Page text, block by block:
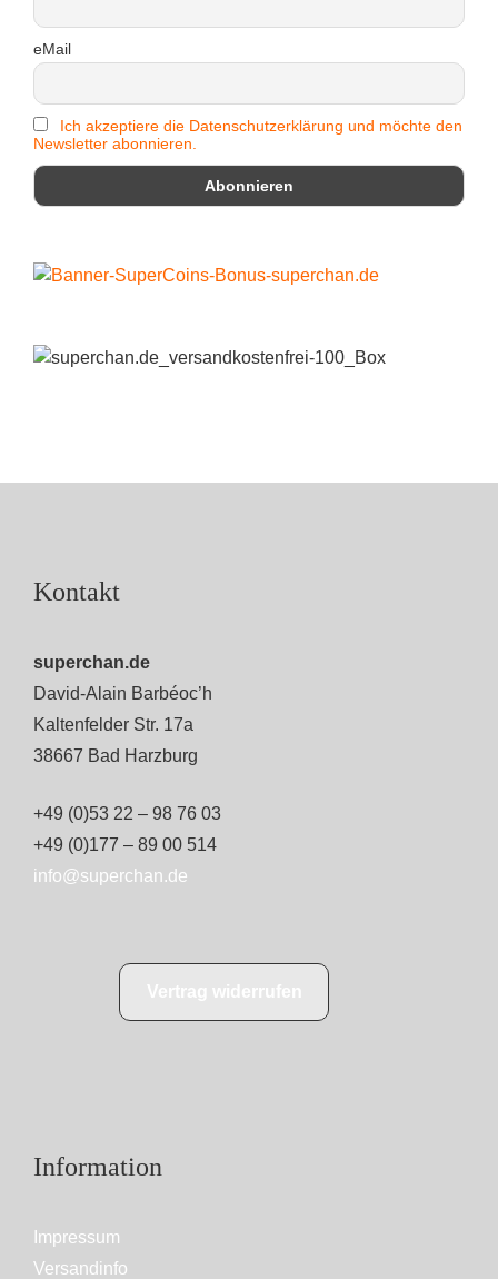
eMail
Ich akzeptiere die Datenschutzerklärung und möchte den
Newsletter abonnieren.
Kontakt
superchan.de
David-Alain Barbéoc’h
Kaltenfelder Str. 17a
38667 Bad Harzburg
+49 (0)53 22 – 98 76 03
+49 (0)177 – 89 00 514
info@superchan.de
Information
Impressum
Versandinfo